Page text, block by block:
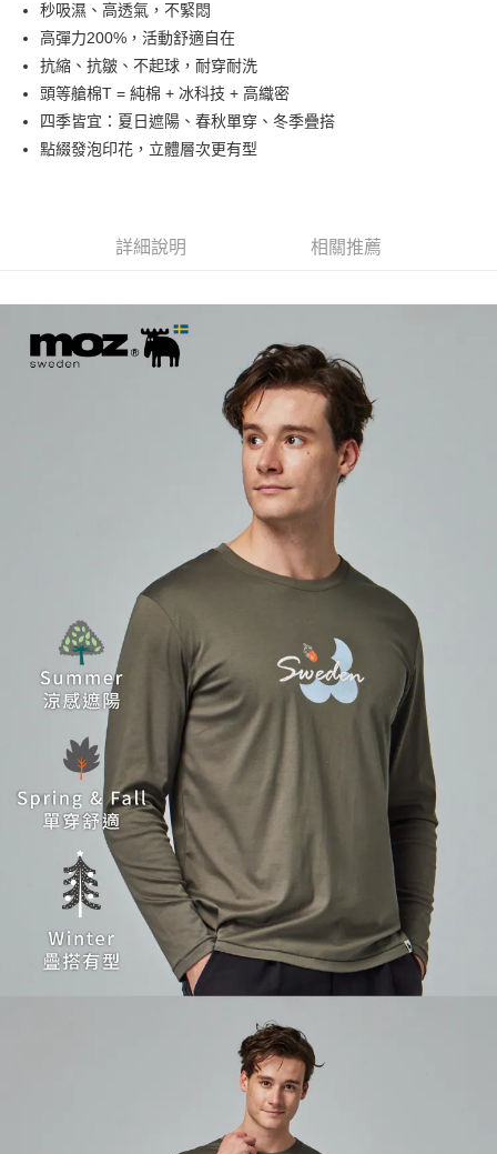
大哥付你分期
相關說明
【大哥付你分期使用說明】
1.本服務由台灣大哥大提供，台灣大哥大用戶可立即使用無須另外申請。
2.付款方式選擇「大哥付你分期」，訂單成立後會自動跳轉到大哥付的交易
流程，驗證手機門號後，選擇欲分期的期數、繳款截止日，確認付款後即完
成交易。
【繳款方式說明】
帳／街口支付／iPASS MONEY」等通路繳費。
【注意事項】
1.本服務係由「台灣大哥大股份有限公司」（以下簡稱本公司）所提供，讓
用戶於交易時，得透過本服務購買商品或服務，並由商店將買賣／分期付款
買賣價金債權讓與本公司後，依約使用本公司帳單繳交帳款。
2.基於同意付款使用「大哥付你分期」之契約關係目的，商店將以您的個人
資料（包含姓名、電話或地址）提供予台灣大哥大進項蒐集、處理及利用，
由本公司與您本人進行分期帳單所需資料之確認、核對及更正。
3.完整用戶服務條款，請詳閱以下連結：https://oppay.tw/userRule
AFTEE先享後付
相關說明
【關於「AFTEE先享後付」】
AFTEE先享後付是「在收到商品之後才付款」的支付方式。 讓您購物簡單
３．安心：先確認商品／服務後，再付款。
２．訂單成立數日內，您將收到繳費通知簡訊。
３．收到繳費通知簡訊後14天內，點擊此簡訊中的連結，可透過四大超商／
ATM／網路銀行／等多元方式進行付款，方視為交易完成。
※ 請注意：結帳手續完成當下不需立刻繳費，但若您需要取消訂單，請聯絡
購買商品的店家。未經商家同意取消之訂單仍視為有效，需透過AFTEE先享
※ 交易是否成功請以「AFTEE先享後付 」之結帳頁面顯示為準，若有關於
是否繳費成功／繳費後需取消欲退款等相關疑問，請聯繫「AFTEE先享後付
https://netprotections.freshdesk.com/support/home
１．透過由恩沛科技股份有限公司提供之「AFTEE先享後付」服務完成之交
易，需依本服務之必要範圍內提供個人資料，並將交易相關給付款項請求債
權轉讓予恩沛科技股份有限公司。
２．關於個人資料處理事宜，請瀏覽以下網址：
https://aftee.tw/terms/#terms3
３．未成年的使用者請事先徵得法定代理人或監護人之同意方可使用
「AFTEE先享後付」，若未經同意申辦者引起之損失，本公司不負相關責
任。
４．使用「AFTEE先享後付」時，將依據個別帳號之用戶狀況，依本公司即
時審查核予不同之上限額度；若仍有額度不足之情形，本公司將視審查結果
請求用戶進行身份認證。
５．嚴禁一人註冊多個帳號或使用他人資訊註冊。若發現惡意使用之情形，
恩沛科技股份有限公司將有權停止該用戶之使用額度並採取法律行動。
ATM付款
付款後全家取貨
每筆NT$70，滿NT$899(含以上)免運費
每筆NT$100，滿NT$1,000(含以上)免運費
京站台北店客服中心(1F星巴克旁) 即日起不提供京站紙袋，取件時
請自備購物袋，若需購買紙袋可現場詢問
秒吸濕、高透氣，不緊悶
高彈力200%，活動舒適自在
抗縮、抗皺、不起球，耐穿耐洗
頭等艙棉T = 純棉 + 冰科技 + 高織密
四季皆宜：夏日遮陽、春秋單穿、冬季疊搭
點綴發泡印花，立體層次更有型
詳細說明 相關推薦